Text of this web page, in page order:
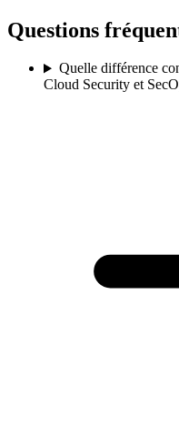
Questions
Quelle différence
Cloud Security et